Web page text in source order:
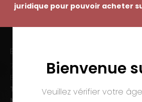
juridique pour pouvoir acheter
Bienvenue
Veuillez vérifier votre
EMMANUEL NASTI
7 avenue Pierre Pflimlin – ZAC Espale
Tél. :
03 89 46 50 35